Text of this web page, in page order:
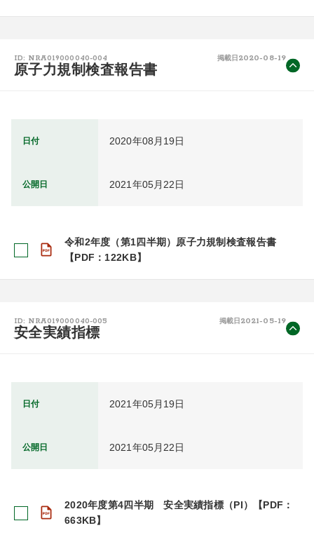
ID: NRA019000040-004 掲載日 2020-08-19
原子力規制検査報告書
日付 2020年08月19日
公開日 2021年05月22日
令和2年度（第1四半期）原子力規制検査報告書
【PDF：122KB】
ID: NRA019000040-005 掲載日 2021-05-19
安全実績指標
日付 2021年05月19日
公開日 2021年05月22日
2020年度第4四半期 安全実績指標（PI）【PDF：
663KB】